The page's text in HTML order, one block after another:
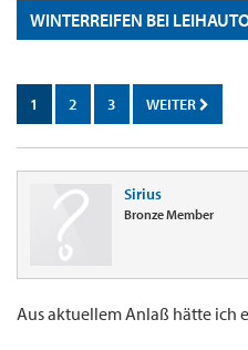
WINTERREIFEN BEI
1 2 3 WEITER
Sirius
Bronze Member
Aus aktuellem Anlaß hätte ich